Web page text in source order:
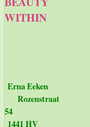
WITHIN
Erna Eeken
Rozenstraat
54
1441 HV